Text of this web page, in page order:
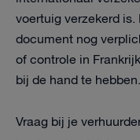
voertuig verzekerd
document nog
of controle in
bij de hand te hebben.
Vraag bij je